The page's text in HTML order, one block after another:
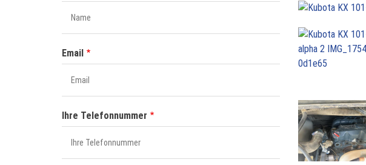
t
a
K
X
1
1
-
3
a
l
Email
Ihre Telefonnummer